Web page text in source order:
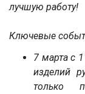
лучшую работу!
Ключевые
7 марта с
изделий
только